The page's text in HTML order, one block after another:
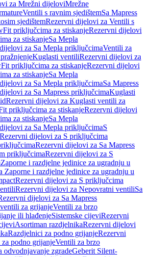
za Mrežni dijeloviMrežne
Ventili s ravnim sjedištemSa Mapress
sjedištemRezervni dijelovi za Ventili s
priključcima za stiskanjeRezervni dijelovi
za stiskanjeSa Mepla
za Sa Mepla priključcimaVentili za
Kuglasti ventiliRezervni dijelovi za
priključcima za stiskanjeRezervni dijelovi
za stiskanjeSa Mepla
za Sa Mepla priključcimaSa Mapress
za Sa Mapress priključcimaKuglasti
Rezervni dijelovi za Kuglasti ventili za
priključcima za stiskanjeRezervni dijelovi
za stiskanjeSa Mepla
za Sa Mepla priključcimaS
Rezervni dijelovi za S priključcima
Rezervni dijelovi za Sa Mapress
priključcimaRezervni dijelovi za S
Zaporne i razdjelne jedinice za ugradnju u
Zaporne i razdjelne jedinice za ugradnju u
Rezervni dijelovi za S priključcima
Rezervni dijelovi za Nepovratni ventiliSa
dijelovi za Sa Mapress
za grijanjeVentili za brzo
ili hlađenjeSistemske cijeviRezervni
Asortiman razdjelnikaRezervni dijelovi
Razdjelnici za podno grijanjeRezervni
podno grijanjeVentili za brzo
odvodnjavanje zgradeGeberit Silent-